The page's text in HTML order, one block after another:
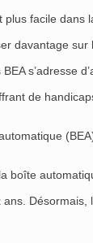
facile dans
davantage sur
s’adresse
de
boîte